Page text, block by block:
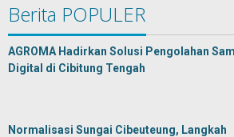
Berita POPULER
AGROMA Hadirkan Solusi Pengolahan
Digital di Cibitung Tengah
Normalisasi Sungai Cibeuteung, Langkah